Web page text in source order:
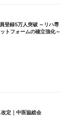
明るい笑顔で元気にお仕事
学びながら、自分の技術を
登録5万人突破 ～リハ専
トフォームの確立強化～
定｜中医協総会